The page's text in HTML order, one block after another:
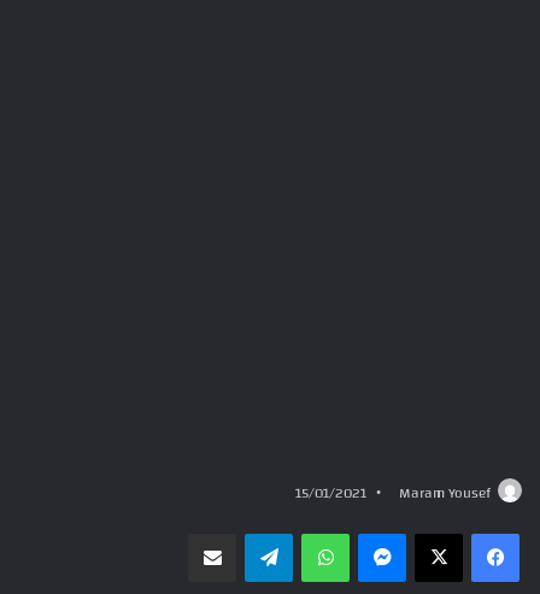
Maram Yousef
15/01/2021
ماسنجر واتسابتيلقرام